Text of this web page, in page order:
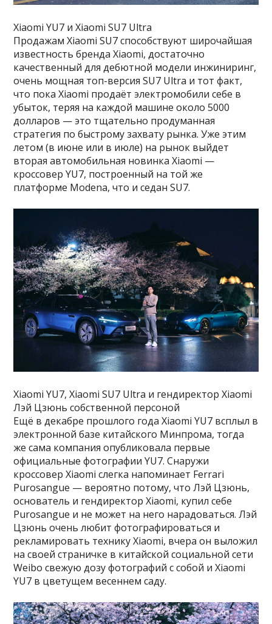
Xiaomi YU7 и Xiaomi SU7 Ultra
Продажам Xiaomi SU7 способствуют широчайшая
известность бренда Xiaomi, достаточно
качественный для дебютной модели инжиниринг,
очень мощная топ-версия SU7 Ultra и тот факт,
что пока Xiaomi продаёт электромобили себе в
убыток, теряя на каждой машине около 5000
долларов — это тщательно продуманная
стратегия по быстрому захвату рынка. Уже этим
летом (в июне или в июле) на рынок выйдет
вторая автомобильная новинка Xiaomi —
кроссовер YU7, построенный на той же
платформе Modena, что и седан SU7.
Xiaomi YU7, Xiaomi SU7 Ultra и гендиректор Xiaomi
Лэй Цзюнь собственной персоной
Ещё в декабре прошлого года Xiaomi YU7 всплыл в
электронной базе китайского Минпрома, тогда
же сама компания опубликовала первые
официальные фотографии YU7. Снаружи
кроссовер Xiaomi слегка напоминает Ferrari
Purosangue — вероятно потому, что Лэй Цзюнь,
основатель и гендиректор Xiaomi, купил себе
Purosangue и не может на него нарадоваться. Лэй
Цзюнь очень любит фотографироваться и
рекламировать технику Xiaomi, вчера он выложил
на своей страничке в китайской социальной сети
Weibo свежую дозу фотографий с собой и Xiaomi
YU7 в цветущем весеннем саду.